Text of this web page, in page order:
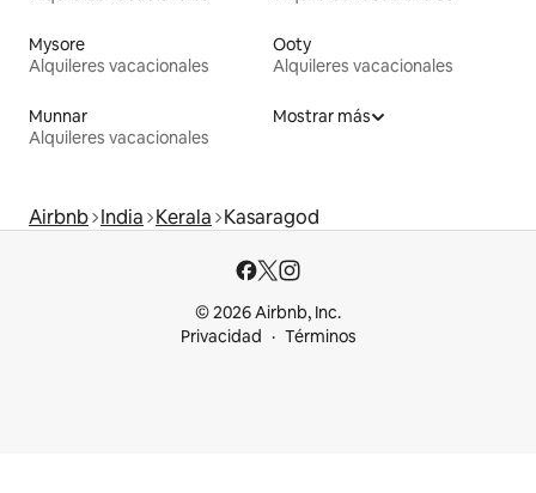
Mysore
Alquileres vacacionales
Ooty
Alquileres vacacionales
Munnar
Alquileres vacacionales
Mostrar más
Airbnb India Kerala Kasaragod
© 2026 Airbnb, Inc.
Privacidad
Términos